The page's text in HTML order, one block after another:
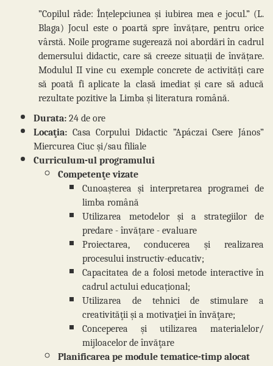
”Copilul râde: Înțelepciunea și iubirea mea e jocul.” (L.
Blaga) Jocul este o poartă spre învățare, pentru orice
vârstă. Noile programe sugerează noi abordări în cadrul
demersului didactic, care să creeze situații de învățare.
Modulul II vine cu exemple concrete de activități care
să poată fi aplicate la clasă imediat și care să aducă
rezultate pozitive la Limba și literatura română.
Durata: 24 de ore
Locaţia: Casa Corpului Didactic ”Apáczai Csere János”
Miercurea Ciuc și/sau filiale
Curriculum-ul programului
Competenţe vizate
Cunoașterea și interpretarea programei de
limba română
Utilizarea metodelor și a strategiilor de
predare - învățare - evaluare
Proiectarea, conducerea și realizarea
procesului instructiv-educativ;
Capacitatea de a folosi metode interactive în
cadrul actului educațional;
Utilizarea de tehnici de stimulare a
creativităţii şi a motivaţiei în învăţare;
Conceperea şi utilizarea materialelor/
mijloacelor de învăţare
Planificarea pe module tematice-timp alocat